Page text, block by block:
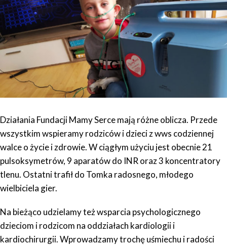
Działania Fundacji Mamy Serce mają różne oblicza. Przede
wszystkim wspieramy rodziców i dzieci z wws codziennej
walce o życie i zdrowie. W ciągłym użyciu jest obecnie 21
pulsoksymetrów, 9 aparatów do INR oraz 3 koncentratory
tlenu. Ostatni trafił do Tomka radosnego, młodego
wielbiciela gier.
Na bieżąco udzielamy też wsparcia psychologicznego
dzieciom i rodzicom na oddziałach kardiologii i
kardiochirurgii. Wprowadzamy trochę uśmiechu i radości